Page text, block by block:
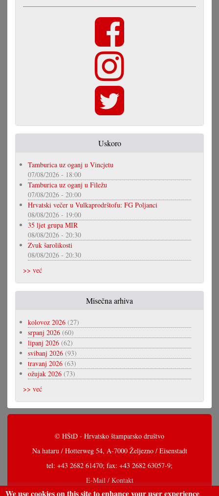
Uskoro
Tamburica uz oganj u Vincjetu
07/08/2026 - 18:00
Tamburica uz oganj u Filežu
07/08/2026 - 20:00
Hrvatski večer u Vulkaprodrštofu: FG Poljanci
08/08/2026 - 19:00
35 ljet grupa MIR
08/08/2026 - 20:30
Zvuk šarolikosti
08/08/2026 - 20:30
>> već
Misečna arhiva
kolovoz 2026 (27)
srpanj 2026 (60)
lipanj 2026 (62)
svibanj 2026 (93)
travanj 2026 (63)
ožujak 2026 (73)
>> već
© HŠtD - Hrvatsko štamparsko društvo
Na hataru / Hotterweg 54, A-7000 Željezno / Eisenstadt
tel: +43 2682 61470; fax: +43 2682 63057-9;
E-Mail / Kontakt
We use cookies on this site to enhance your user experience